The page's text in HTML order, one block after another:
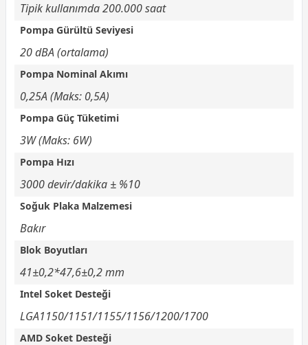
Tipik kullanımda 200.000 saat
Pompa Gürültü Seviyesi
20 dBA (ortalama)
Pompa Nominal Akımı
0,25A (Maks: 0,5A)
Pompa Güç Tüketimi
3W (Maks: 6W)
Pompa Hızı
3000 devir/dakika ± %10
Soğuk Plaka Malzemesi
Bakır
Blok Boyutları
41±0,2*47,6±0,2 mm
Intel Soket Desteği
LGA1150/1151/1155/1156/1200/1700
AMD Soket Desteği